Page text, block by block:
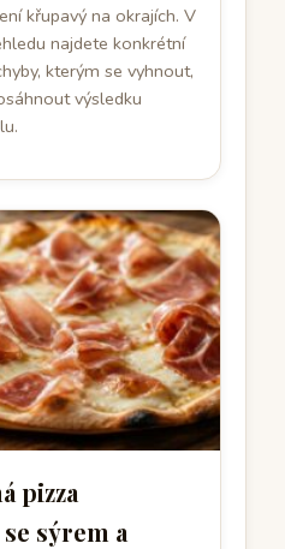
křupavý na okrajích. V
najdete konkrétní
kterým se vyhnout,
výsledku
pizza
sýrem a